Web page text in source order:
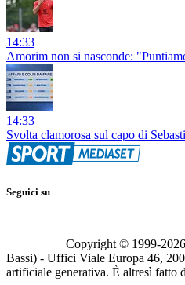
14:33
Amorim non si nasconde:
14:33
Svolta clamorosa sul capo di
Seguici su
Copyright © 1999-2026
Bassi) - Uffici Viale Europa 46,
artificiale generativa. È altresì fatto